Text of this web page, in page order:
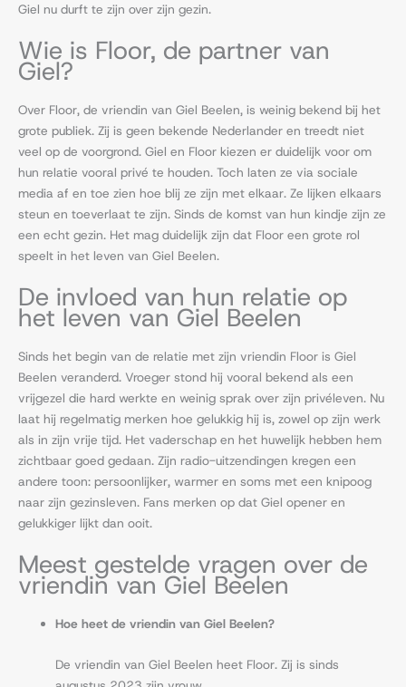
Giel nu durft te zijn over zijn gezin.
Wie is Floor, de partner van
Giel?
Over Floor, de vriendin van Giel Beelen, is weinig bekend bij het
grote publiek. Zij is geen bekende Nederlander en treedt niet
veel op de voorgrond. Giel en Floor kiezen er duidelijk voor om
hun relatie vooral privé te houden. Toch laten ze via sociale
media af en toe zien hoe blij ze zijn met elkaar. Ze lijken elkaars
steun en toeverlaat te zijn. Sinds de komst van hun kindje zijn ze
een echt gezin. Het mag duidelijk zijn dat Floor een grote rol
speelt in het leven van Giel Beelen.
De invloed van hun relatie op
het leven van Giel Beelen
Sinds het begin van de relatie met zijn vriendin Floor is Giel
Beelen veranderd. Vroeger stond hij vooral bekend als een
vrijgezel die hard werkte en weinig sprak over zijn privéleven. Nu
laat hij regelmatig merken hoe gelukkig hij is, zowel op zijn werk
als in zijn vrije tijd. Het vaderschap en het huwelijk hebben hem
zichtbaar goed gedaan. Zijn radio-uitzendingen kregen een
andere toon: persoonlijker, warmer en soms met een knipoog
naar zijn gezinsleven. Fans merken op dat Giel opener en
gelukkiger lijkt dan ooit.
Meest gestelde vragen over de
vriendin van Giel Beelen
Hoe heet de vriendin van Giel Beelen?
De vriendin van Giel Beelen heet Floor. Zij is sinds